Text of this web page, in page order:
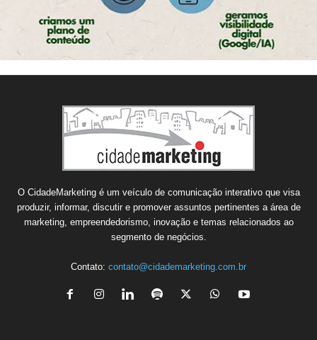
O CidadeMarketing é um veículo de comunicação interativo que visa
produzir, informar, discutir e promover assuntos pertinentes a área de
marketing, empreendedorismo, inovação e temas relacionados ao
segmento de negócios.
Contato: contato@cidademarketing.com.br